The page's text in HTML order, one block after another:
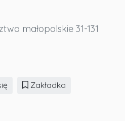
małopolskie 31-131
Zakładka